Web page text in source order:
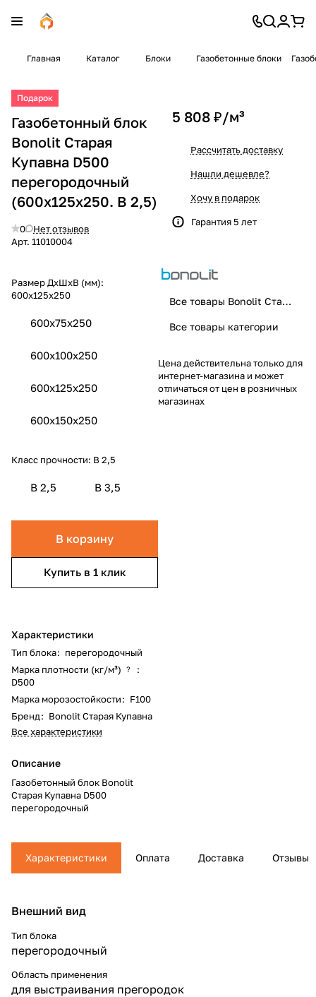
Главная Каталог Блоки Газобетонные блоки
Подарок
Газобетонный блок
Bonolit Старая
Купавна D500
перегородочный
(600x125x250. B 2,5)
0
Нет отзывов
Арт. 11010004
Размер ДхШхВ (мм):
600x125x250
600х75х250
600x100x250
600x125x250
600x150x250
Класс прочности: B 2,5
B 2,5 B 3,5
В корзину
Купить в 1 клик
Характеристики
Тип блока: перегородочный
Марка плотности (кг/м³)
?
:
D500
Марка морозостойкости: F100
Бренд: Bonolit Старая Купавна
Все характеристики
Описание
Газобетонный блок Bonolit
Старая Купавна D500
перегородочный
5 808 ₽/м³
Рассчитать доставку
Нашли дешевле?
Хочу в подарок
Гарантия 5 лет
Все товары Bonolit Старая Купавна
Все товары категории
Цена действительна только для
интернет-магазина и может
отличаться от цен в розничных
магазинах
Характеристики Оплата Доставка Отзывы
Внешний вид
Тип блока
перегородочный
Область применения
для выстраивания прегородок